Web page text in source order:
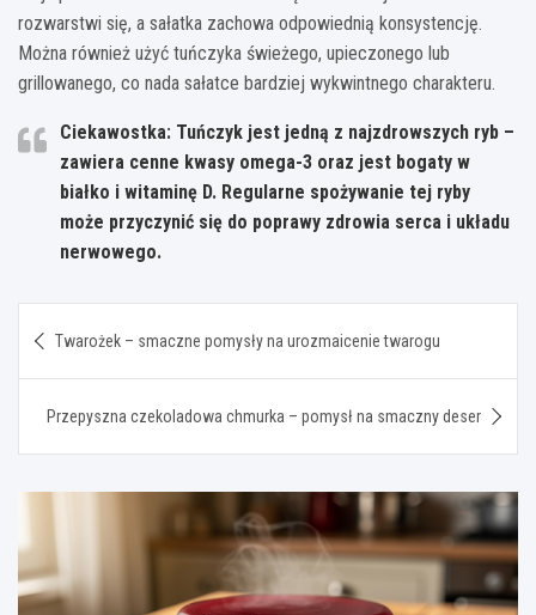
rozwarstwi się, a sałatka zachowa odpowiednią konsystencję.
Można również użyć tuńczyka świeżego, upieczonego lub
grillowanego, co nada sałatce bardziej wykwintnego charakteru.
Ciekawostka: Tuńczyk jest jedną z najzdrowszych ryb –
zawiera cenne kwasy omega-3 oraz jest bogaty w
białko i witaminę D. Regularne spożywanie tej ryby
może przyczynić się do poprawy zdrowia serca i układu
nerwowego.
wpisu
Twarożek – smaczne pomysły na urozmaicenie twarogu
Przepyszna czekoladowa chmurka – pomysł na smaczny deser